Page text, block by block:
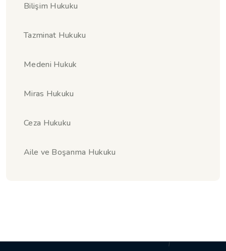
Bilişim Hukuku
Tazminat Hukuku
Medeni Hukuk
Miras Hukuku
Ceza Hukuku
Aile ve Boşanma Hukuku